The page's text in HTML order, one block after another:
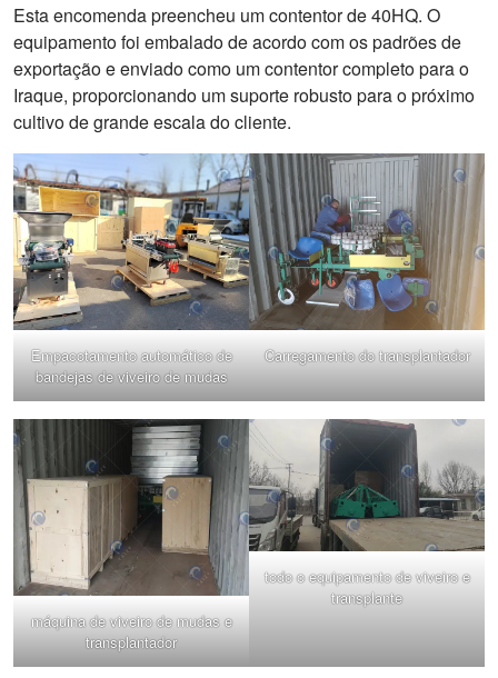
Esta encomenda preencheu um contentor de 40HQ. O
equipamento foi embalado de acordo com os padrões de
exportação e enviado como um contentor completo para o
Iraque, proporcionando um suporte robusto para o próximo
cultivo de grande escala do cliente.
Empacotamento automático de
bandejas de viveiro de mudas
Carregamento do transplantador
máquina de viveiro de mudas e
transplantador
todo o equipamento de viveiro e
transplante